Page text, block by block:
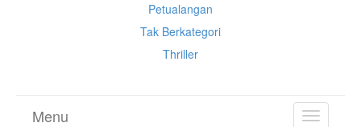
Petualangan
Tak Berkategori
Thriller
TOGGLE
Menu